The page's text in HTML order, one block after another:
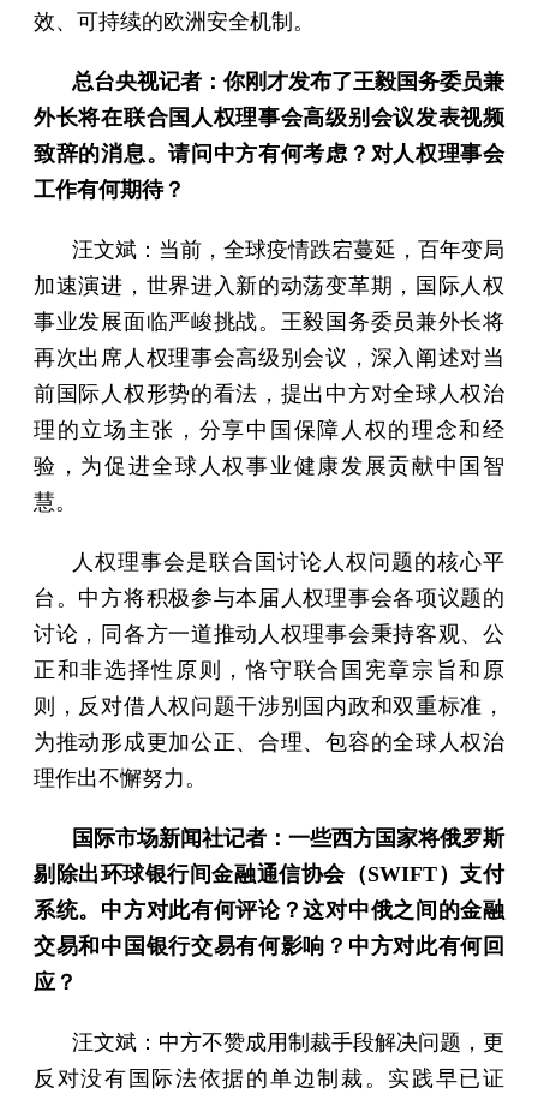
效、可持续的欧洲安全机制。
总台央视记者：你刚才发布了王毅国务委员兼
外长将在联合国人权理事会高级别会议发表视频
致辞的消息。请问中方有何考虑？对人权理事会
工作有何期待？
汪文斌：当前，全球疫情跌宕蔓延，百年变局
加速演进，世界进入新的动荡变革期，国际人权
事业发展面临严峻挑战。王毅国务委员兼外长将
再次出席人权理事会高级别会议，深入阐述对当
前国际人权形势的看法，提出中方对全球人权治
理的立场主张，分享中国保障人权的理念和经
验，为促进全球人权事业健康发展贡献中国智
慧。
人权理事会是联合国讨论人权问题的核心平
台。中方将积极参与本届人权理事会各项议题的
讨论，同各方一道推动人权理事会秉持客观、公
正和非选择性原则，恪守联合国宪章宗旨和原
则，反对借人权问题干涉别国内政和双重标准，
为推动形成更加公正、合理、包容的全球人权治
理作出不懈努力。
国际市场新闻社记者：一些西方国家将俄罗斯
剔除出环球银行间金融通信协会（SWIFT）支付
系统。中方对此有何评论？这对中俄之间的金融
交易和中国银行交易有何影响？中方对此有何回
应？
汪文斌：中方不赞成用制裁手段解决问题，更
反对没有国际法依据的单边制裁。实践早已证